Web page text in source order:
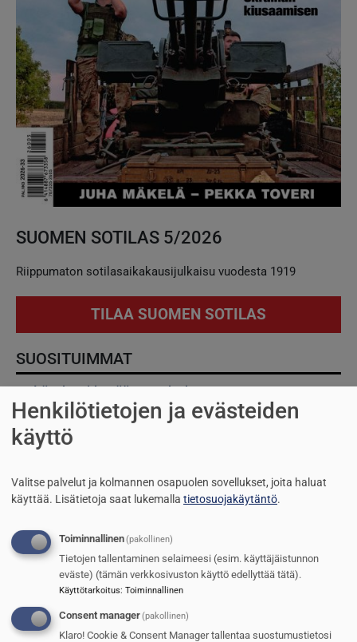
SUOMEN SOTILAS 5/2026
Riippumaton sotilasaikakausijulkaisu vuodesta 1919
TILAA SUOMEN SOTILAS
SUOSITUIMMAT
1 Itävalta pidentää asepalvelusta
2 Saab kasvaa hurjaa vauhtia
nousee kovaa tahtia
4 Tämä analyysi kannattaa lukea:
tulevaisuuden sota
TILAAJILLE
Suru tarttuu myös sotilassoittajaan
UUSIMMAT
Henkilötietojen ja evästeiden
käyttö
Valitse palvelut ja kolmannen osapuolen sovellukset, joita haluat
käyttää. Lisätietoja saat lukemalla tietosuojakäytäntö.
Toiminnallinen(pakollinen)
Tietojen tallentaminen selaimeesi (esim. käyttäjäistunnon
eväste) (tämän verkkosivuston käyttö edellyttää tätä).
Käyttötarkoitus: Toiminnallinen
Consent manager(pakollinen)
Klaro! Cookie & Consent Manager tallentaa suostumustietosi